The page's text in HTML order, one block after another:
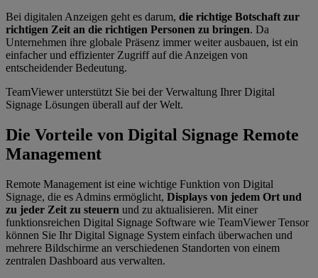
Bei digitalen Anzeigen geht es darum, die richtige Botschaft zur
richtigen Zeit an die richtigen Personen zu bringen. Da
Unternehmen ihre globale Präsenz immer weiter ausbauen, ist ein
einfacher und effizienter Zugriff auf die Anzeigen von
entscheidender Bedeutung.
TeamViewer unterstützt Sie bei der Verwaltung Ihrer Digital
Signage Lösungen überall auf der Welt.
Die Vorteile von Digital Signage Remote
Management
Remote Management ist eine wichtige Funktion von Digital
Signage, die es Admins ermöglicht, Displays von jedem Ort und
zu jeder Zeit zu steuern und zu aktualisieren. Mit einer
funktionsreichen Digital Signage Software wie TeamViewer Tensor
können Sie Ihr Digital Signage System einfach überwachen und
mehrere Bildschirme an verschiedenen Standorten von einem
zentralen Dashboard aus verwalten.